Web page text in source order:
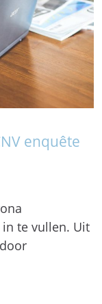
enquête
te vullen. Uit